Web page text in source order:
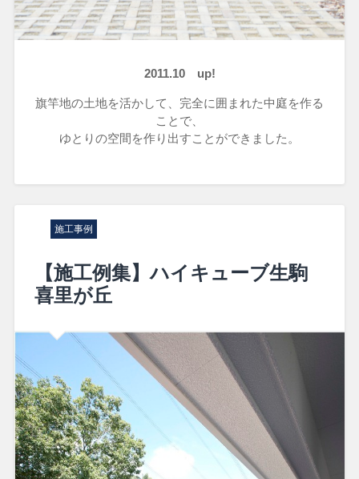
2011.10 up!
旗竿地の土地を活かして、完全に囲まれた中庭を作る
ことで、
ゆとりの空間を作り出すことができました。
施工事例
【施工例集】ハイキューブ生駒
喜里が丘